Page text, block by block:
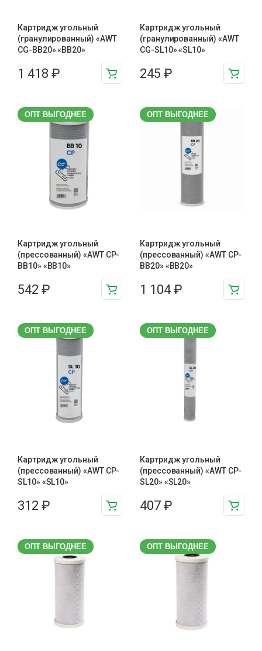
Картридж угольный
(гранулированный) «AWT
CG-BB20» «BB20»
1 418 ₽
Картридж угольный
(гранулированный) «AWT
CG-SL10» «SL10»
245 ₽
ОПТ ВЫГОДНЕЕ
Картридж угольный
(прессованный) «AWT CP-
BB10» «BB10»
542 ₽
ОПТ ВЫГОДНЕЕ
Картридж угольный
(прессованный) «AWT CP-
BB20» «BB20»
1 104 ₽
ОПТ ВЫГОДНЕЕ
Картридж угольный
(прессованный) «AWT CP-
SL10» «SL10»
312 ₽
ОПТ ВЫГОДНЕЕ
Картридж угольный
(прессованный) «AWT CP-
SL20» «SL20»
407 ₽
ОПТ ВЫГОДНЕЕ ОПТ ВЫГОДНЕЕ